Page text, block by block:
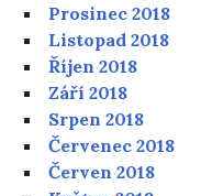
Prosinec 2018
Listopad 2018
Říjen 2018
Září 2018
Srpen 2018
Červenec 2018
Červen 2018